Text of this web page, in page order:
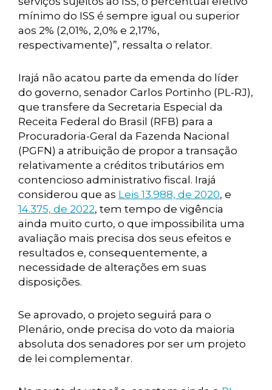
mínimo do ISS é sempre igual ou superior
aos 2% (2,01%, 2,0% e 2,17%,
respectivamente)”, ressalta o relator.
Irajá não acatou parte da emenda do líder
do governo, senador Carlos Portinho (PL-RJ),
que transfere da Secretaria Especial da
Receita Federal do Brasil (RFB) para a
Procuradoria-Geral da Fazenda Nacional
(PGFN) a atribuição de propor a transação
relativamente a créditos tributários em
contencioso administrativo fiscal. Irajá
considerou que as Leis 13.988, de 2020, e
14.375, de 2022, tem tempo de vigência
ainda muito curto, o que impossibilita uma
avaliação mais precisa dos seus efeitos e
resultados e, consequentemente, a
necessidade de alterações em suas
disposições.
Se aprovado, o projeto seguirá para o
Plenário, onde precisa do voto da maioria
absoluta dos senadores por ser um projeto
de lei complementar.